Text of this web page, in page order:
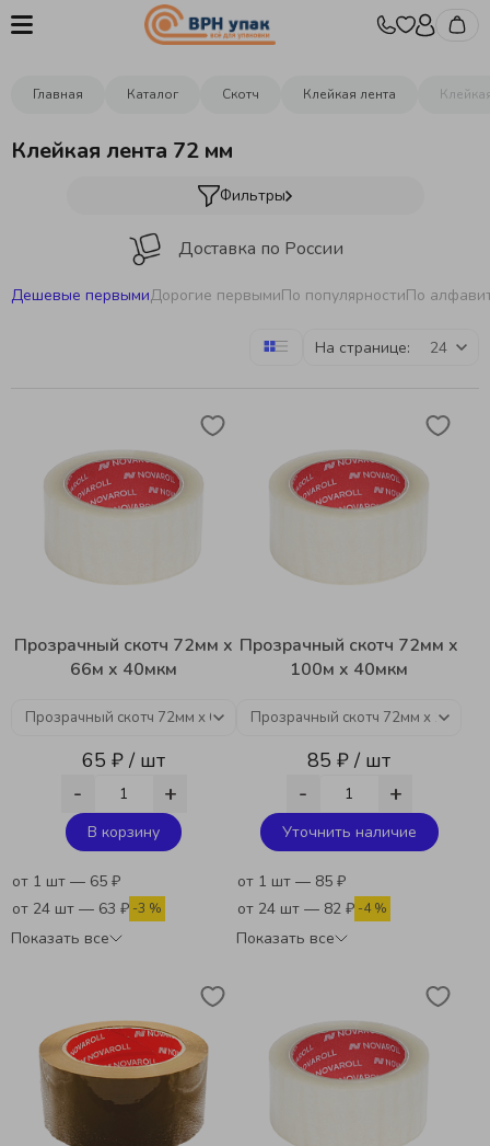
Главная Каталог Скотч Клейкая лента
Клейкая лента 72 мм
Фильтры
Доставка по России
Более 400 видов упаковки
Дешевые первымиДорогие первымиПо популярностиПо
На странице:
Прозрачный скотч 72мм x
66м x 40мкм
65 ₽ / шт
- +
В корзину
от 1 шт — 65 ₽
от 24 шт — 63 ₽ -3 %
Показать все
Прозрачный скотч 72мм x
100м x 40мкм
85 ₽ / шт
- +
Уточнить наличие
от 1 шт — 85 ₽
от 24 шт — 82 ₽ -4 %
Показать все